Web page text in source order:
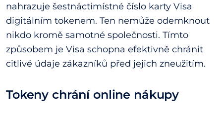
nahrazuje šestnáctimístné číslo karty Visa
digitálním tokenem. Ten nemůže odemknout
nikdo kromě samotné společnosti. Tímto
způsobem je Visa schopna efektivně chránit
citlivé údaje zákazníků před jejich zneužitím.
Tokeny chrání online nákupy